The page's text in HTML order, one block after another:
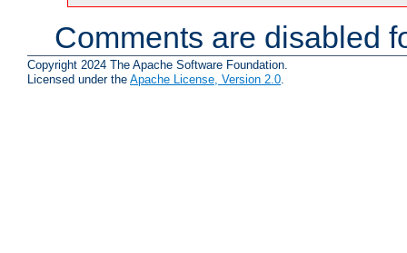
Comments are disabled
Copyright 2024 The Apache Software Foundation.
Licensed under the Apache License, Version 2.0.